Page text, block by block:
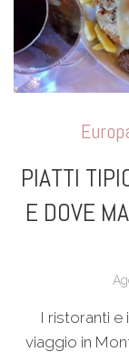
PIATTI
E DOVE
I ristoranti e
viaggio in